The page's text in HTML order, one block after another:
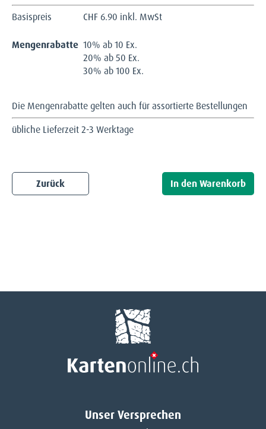
Basispreis
CHF 6.90 inkl. MwSt
Mengenrabatte 10% ab 10 Ex.
20% ab 50 Ex.
30% ab 100 Ex.
Die Mengenrabatte gelten auch für assortierte Bestellungen
übliche Lieferzeit 2-3 Werktage
Zurück
Unser Versprechen